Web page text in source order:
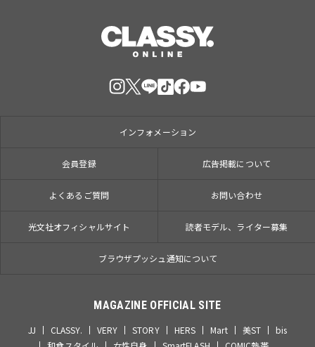
インフォメーション
会員登録 広告掲載について
よくあるご質問 お問い合わせ
光文社オフィシャルサイト 読者モデル、ライター募集
ブラウザプッシュ通知について
MAGAZINE OFFICIAL SITE
JJ CLASSY. VERY STORY HERS Mart 美ST
bis